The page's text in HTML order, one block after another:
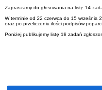
Zapraszamy do głosowania na listę 14
W terminie od 22 czerwca do 15 września
oraz po przeliczeniu ilości podpisów
Poniżej publikujemy listę 18 zadań